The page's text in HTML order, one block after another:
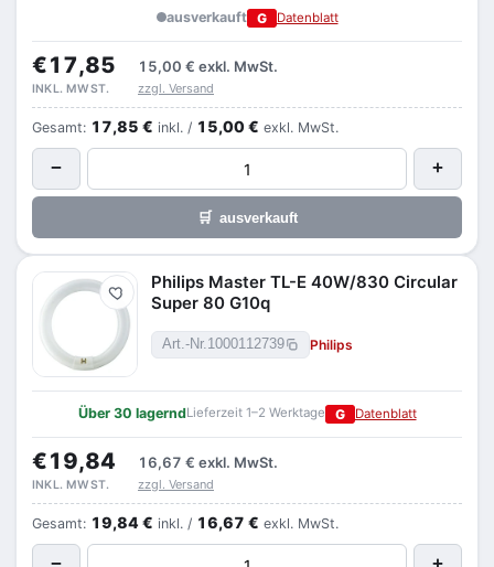
ausverkauft G Datenblatt
€17,85 15,00 € exkl. MwSt.
INKL. MWST. zzgl. Versand
Gesamt: 17,85 € inkl. / 15,00 € exkl. MwSt.
− +
🛒 ausverkauft
Merken
Philips Master TL-E 40W/830 Circular
Super 80 G10q
Art.-Nr.1000112739 Philips
Über 30 lagerndLieferzeit 1–2 Werktage G Datenblatt
€19,84 16,67 € exkl. MwSt.
INKL. MWST. zzgl. Versand
Gesamt: 19,84 € inkl. / 16,67 € exkl. MwSt.